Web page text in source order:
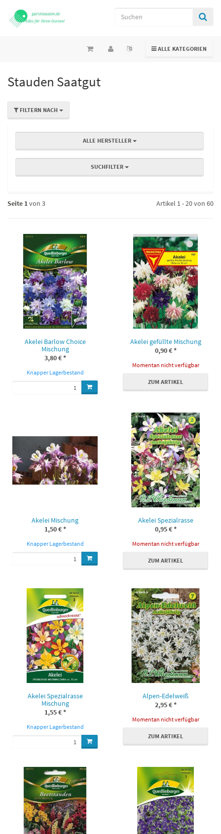
TOGGLE NAVIGATION
ALLE KATEGORIEN
Stauden Saatgut
FILTERN NACH
ALLE HERSTELLER
SUCHFILTER
Seite 1von 3 Artikel 1 - 20 von 60
Akelei Barlow Choice
Mischung
3,80 €*
Knapper Lagerbestand
Akelei gefüllte Mischung
0,90 €*
Momentan nicht verfügbar
ZUM ARTIKEL
Akelei Mischung
1,50 €*
Knapper Lagerbestand
Akelei Spezialrasse
0,95 €*
Momentan nicht verfügbar
ZUM ARTIKEL
Akelei Spezialrasse
Mischung
1,55 €*
Knapper Lagerbestand
Alpen-Edelweiß
2,95 €*
Momentan nicht verfügbar
ZUM ARTIKEL